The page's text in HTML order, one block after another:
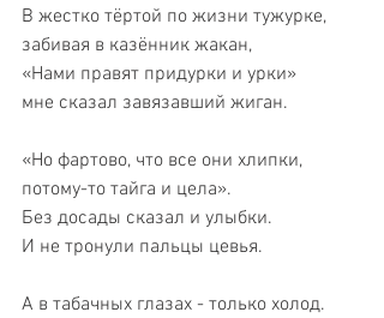
В жестко тёртой по жизни тужурке,
забивая в казённик жакан,
«Нами правят придурки и урки»
мне сказал завязавший жиган.
«Но фартово, что все они хлипки,
потому-то тайга и цела».
Без досады сказал и улыбки.
И не тронули пальцы цевья.
А в табачных глазах - только холод.